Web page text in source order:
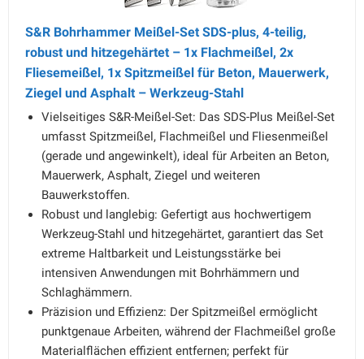
S&R Bohrhammer Meißel-Set SDS-plus, 4-teilig,
robust und hitzegehärtet – 1x Flachmeißel, 2x
Fliesemeißel, 1x Spitzmeißel für Beton, Mauerwerk,
Ziegel und Asphalt – Werkzeug-Stahl
Vielseitiges S&R-Meißel-Set: Das SDS-Plus Meißel-Set
umfasst Spitzmeißel, Flachmeißel und Fliesenmeißel
(gerade und angewinkelt), ideal für Arbeiten an Beton,
Mauerwerk, Asphalt, Ziegel und weiteren
Bauwerkstoffen.
Robust und langlebig: Gefertigt aus hochwertigem
Werkzeug-Stahl und hitzegehärtet, garantiert das Set
extreme Haltbarkeit und Leistungsstärke bei
intensiven Anwendungen mit Bohrhämmern und
Schlaghämmern.
Präzision und Effizienz: Der Spitzmeißel ermöglicht
punktgenaue Arbeiten, während der Flachmeißel große
Materialflächen effizient entfernen; perfekt für